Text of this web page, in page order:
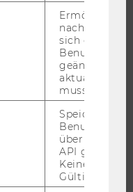
Ermöglicht
sich ein
geändert hat
aktualisiert
muss.
Speichert
über die
API gesendet
Keine